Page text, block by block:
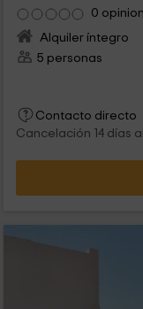
0
Alquiler íntegro
5 personas
Contacto directo
Cancelación 14 días